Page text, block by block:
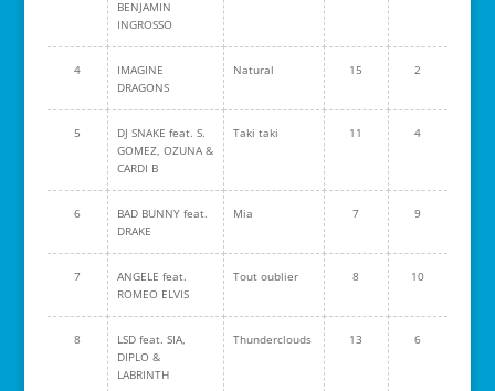
BENJAMIN
INGROSSO
4
IMAGINE
DRAGONS
Natural 15 2
5
DJ SNAKE feat. S.
GOMEZ, OZUNA &
CARDI B
Taki taki 11 4
6
BAD BUNNY feat.
DRAKE
Mia 7 9
7
ANGELE feat.
ROMEO ELVIS
Tout oublier 8 10
8
LSD feat. SIA,
DIPLO &
LABRINTH
Thunderclouds 13 6